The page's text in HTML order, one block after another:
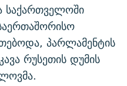
საქართველოში
პარლამენტის
რუსეთის დუმის